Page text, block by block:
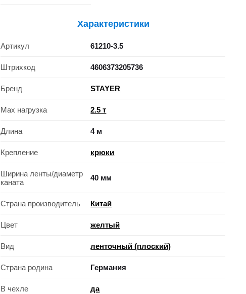
Характеристики
Артикул 61210-3.5
Штрихкод 4606373205736
Бренд STAYER
Max нагрузка 2.5 т
Длина 4 м
Крепление крюки
Ширина ленты/диаметр
каната
40 мм
Страна производитель Китай
Цвет желтый
Вид ленточный (плоский)
Страна родина Германия
В чехле да